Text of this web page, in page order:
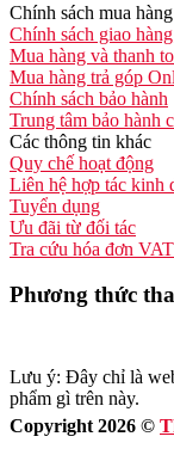
Chính sách mua
Chính sách giao
Mua hàng và thanh
Mua hàng trả góp
Chính sách bảo hành
Trung tâm bảo hành
Các thông tin khác
Quy chế hoạt động
Liên hệ hợp tác kinh
Tuyển dụng
Ưu đãi từ đối tác
Tra cứu hóa đơn
Phương thức
Lưu ý: Đây chỉ là
phẩm gì trên này.
Copyright 2026 ©